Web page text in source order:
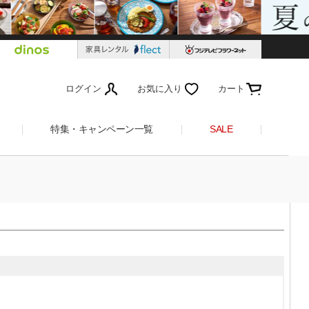
ログイン お気に入り カート
特集・キャンペーン一覧 SALE